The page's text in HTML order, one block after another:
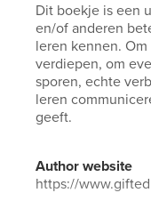
Dit boekje is een
en/of anderen
leren kennen.
verdiepen, om
sporen, echte
leren
geeft.
Author website
https://